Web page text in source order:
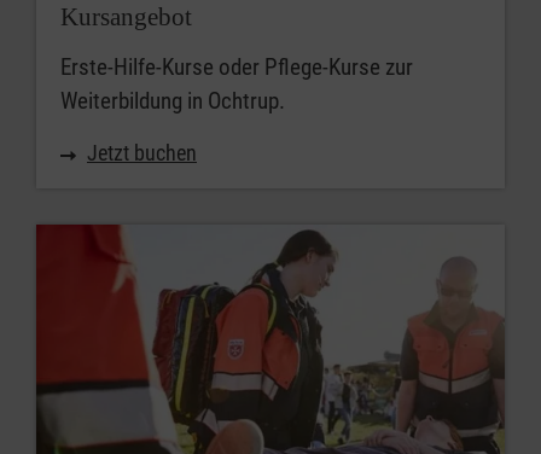
Kursangebot
Erste-Hilfe-Kurse oder Pflege-Kurse zur
Weiterbildung in Ochtrup.
Jetzt buchen